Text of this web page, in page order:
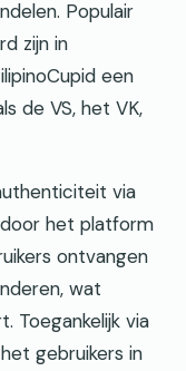
Populair
zijn in
een
de VS, het VK,
via
het platform
ontvangen
wat
Toegankelijk via
gebruikers in